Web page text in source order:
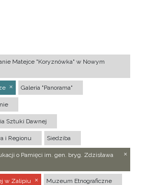
Matejce "Koryznówka" w Nowym
Galeria "Panorama"
Sztuki Dawnej
i Regionu Siedziba
o Pamięci im. gen. bryg. Zdzisława
w Zalipiu Muzeum Etnograficzne